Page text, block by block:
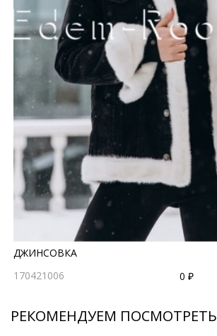
ДЖИНСОВКА
170421006
0 ₽
РЕКОМЕНДУЕМ ПОСМОТРЕТЬ